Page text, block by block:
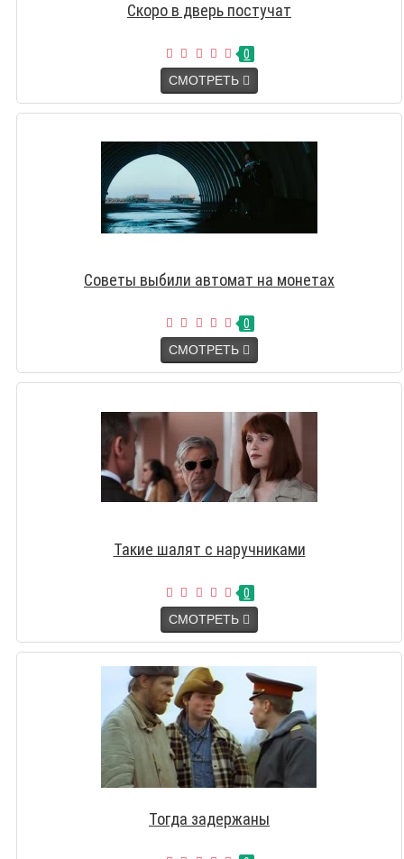
Скоро в дверь постучат
0
СМОТРЕТЬ
Советы выбили автомат на монетах
0
СМОТРЕТЬ
Такие шалят с наручниками
0
СМОТРЕТЬ
Тогда задержаны